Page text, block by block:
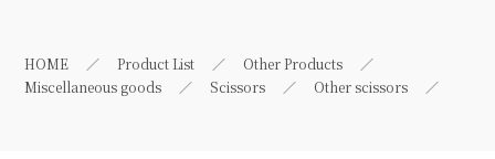
HOME Product List
Other Products
Miscellaneous goods
Scissors Other scissors